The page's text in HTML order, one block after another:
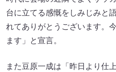
台に立てる感慨をしみじみと
れてありがとうございます。
ます」と宣言。
また豆原一成は「昨日より仕